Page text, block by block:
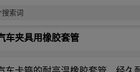
索词
车夹具用橡胶套管